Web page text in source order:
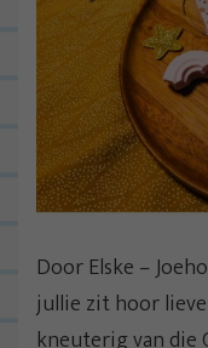
Door Elske –
jullie zit hoor lieve